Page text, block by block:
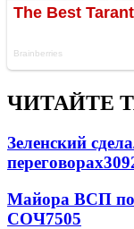
ЧИТАЙТЕ
Зеленский
переговорах
Майора ВСП
СОЧ7505